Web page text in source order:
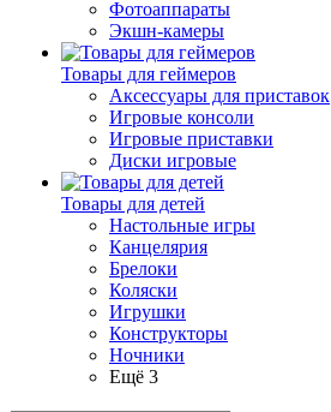
Фотоаппараты
Экшн-камеры
Товары для геймеров
Аксессуары для приставок
Игровые консоли
Игровые приставки
Диски игровые
Товары для детей
Настольные игры
Канцелярия
Брелоки
Коляски
Игрушки
Конструкторы
Ночники
Ещё 3